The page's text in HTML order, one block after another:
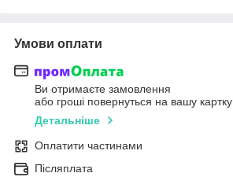
Умови оплати
Ви отримаєте замовлення
або гроші повернуться на вашу картку
Детальніше
Оплатити частинами
Післяплата